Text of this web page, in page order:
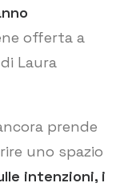
offerta a
Laura
prende
uno spazio
intenzioni, i